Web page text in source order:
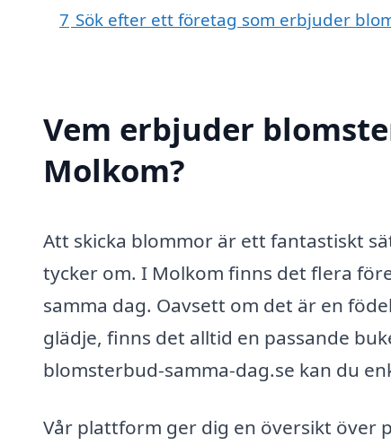
7 Sök efter ett företag som erbjuder
Vem erbjuder
Molkom?
Att skicka blommor är ett fantastiskt
tycker om. I Molkom finns det flera
samma dag. Oavsett om det är en
glädje, finns det alltid en passande
blomsterbud-samma-dag.se kan du
Vår plattform ger dig en översikt över